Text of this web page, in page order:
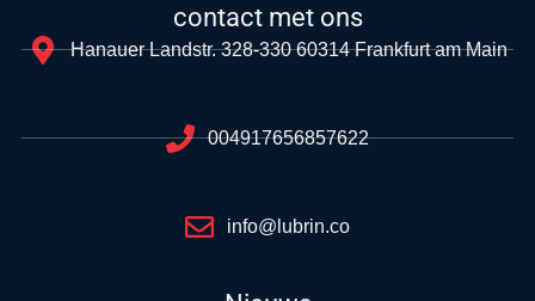
contact met ons
Hanauer Landstr. 328-330 60314 Frankfurt am Main
004917656857622
info@lubrin.co